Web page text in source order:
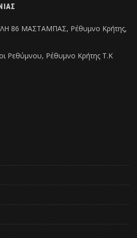
86 ΜΑΣΤΑΜΠΑΣ, Ρέθυμνο Κρήτης,
Ρεθύμνου, Ρέθυμνο Κρήτης Τ.Κ